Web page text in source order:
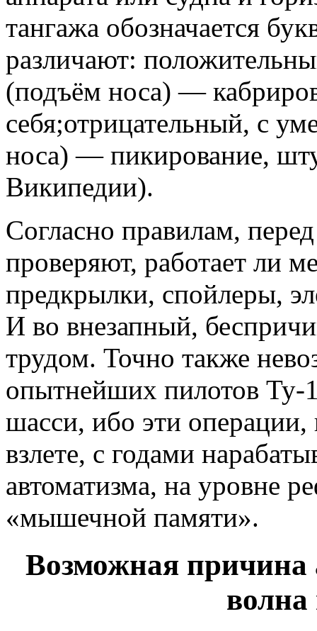
тангажа обозначается
различают:
(подъём носа) —
себя;отрицательный, с
носа) — пикирование,
Википедии).
Согласно правилам,
проверяют, работает ли
предкрылки, спойлеры,
И во внезапный,
трудом. Точно также
опытнейших пилотов Ту-
шасси, ибо эти
взлете, с годами
автоматизма, на уровне
«мышечной памяти».
Возможная причина
волна